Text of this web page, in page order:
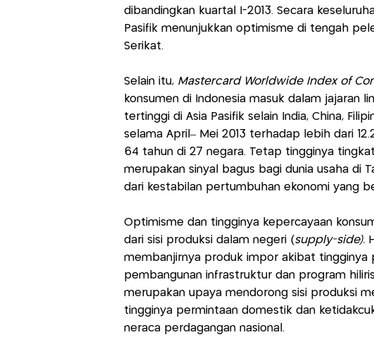
dibandingkan kuartal I-2013. Secara
Pasifik menunjukkan optimisme di tengah
Serikat.
Selain itu, Mastercard Worldwide Index of
konsumen di Indonesia masuk dalam jajaran
tertinggi di Asia Pasifik selain India, China,
selama April– Mei 2013 terhadap lebih dari
64 tahun di 27 negara. Tetap tingginya
merupakan sinyal bagus bagi dunia usaha di
dari kestabilan pertumbuhan ekonomi yang
Optimisme dan tingginya kepercayaan
dari sisi produksi dalam negeri (supply-side).
membanjirnya produk impor akibat tingginya
pembangunan infrastruktur dan program
merupakan upaya mendorong sisi produksi
tingginya permintaan domestik dan
neraca perdagangan nasional.